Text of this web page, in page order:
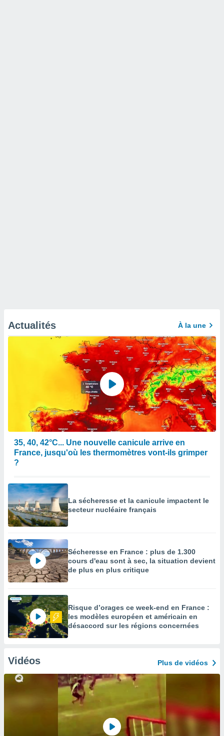
Actualités À la une
35, 40, 42°C... Une nouvelle canicule arrive en
France, jusqu'où les thermomètres vont-ils grimper
?
La sécheresse et la canicule impactent le
secteur nucléaire français
Sécheresse en France : plus de 1.300
cours d'eau sont à sec, la situation devient
de plus en plus critique
Risque d’orages ce week-end en France :
les modèles européen et américain en
désaccord sur les régions concernées
Vidéos Plus de vidéos